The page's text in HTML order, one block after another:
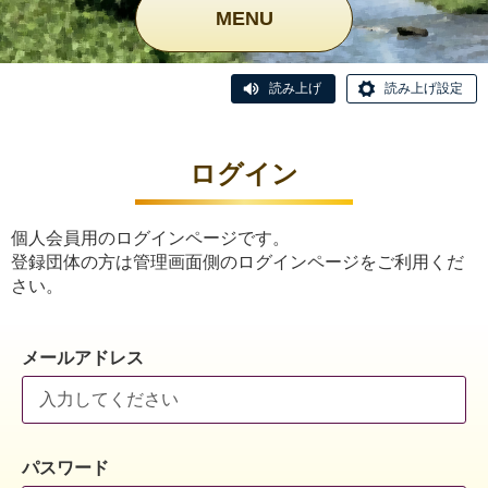
MENU
読み上げ 読み上げ設定
ログイン
個人会員用のログインページです。
登録団体の方は管理画面側のログインページをご利用くだ
さい。
メールアドレス
パスワード